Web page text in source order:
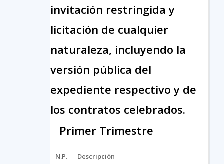
invitación restringida y
licitación de cualquier
naturaleza, incluyendo la
versión pública del
expediente respectivo y de
los contratos celebrados.
Primer Trimestre
N.P. Descripción